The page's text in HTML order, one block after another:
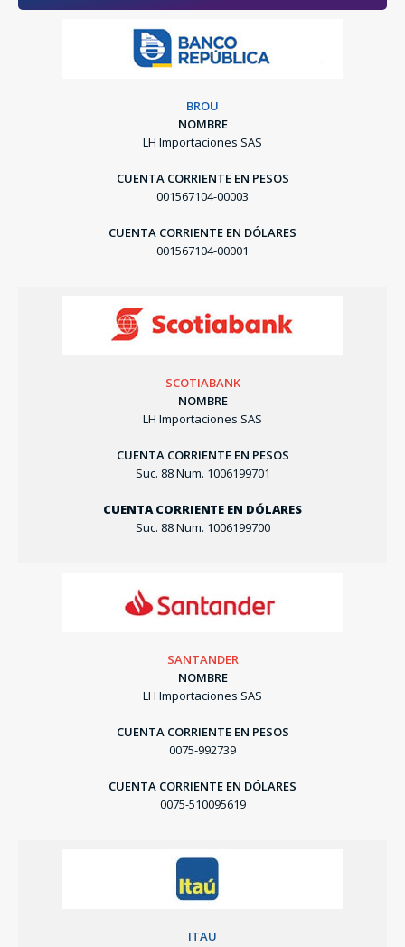
BROU
NOMBRE
LH Importaciones SAS
CUENTA CORRIENTE EN PESOS
001567104-00003
CUENTA CORRIENTE EN DÓLARES
001567104-00001
SCOTIABANK
NOMBRE
LH Importaciones SAS
CUENTA CORRIENTE EN PESOS
Suc. 88 Num. 1006199701
CUENTA CORRIENTE EN DÓLARES
Suc. 88 Num. 1006199700
SANTANDER
NOMBRE
LH Importaciones SAS
CUENTA CORRIENTE EN PESOS
0075-992739
CUENTA CORRIENTE EN DÓLARES
0075-510095619
ITAU